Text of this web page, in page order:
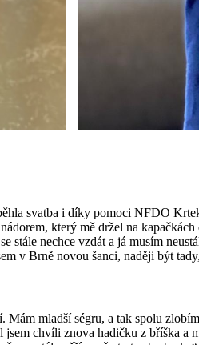
svatba i díky pomoci NFDO
který mě držel na
nechce vzdát a já musím
v Brně novou šanci, naději být
mladší ségru, a tak spolu
chvíli znova hadičku z bříška a